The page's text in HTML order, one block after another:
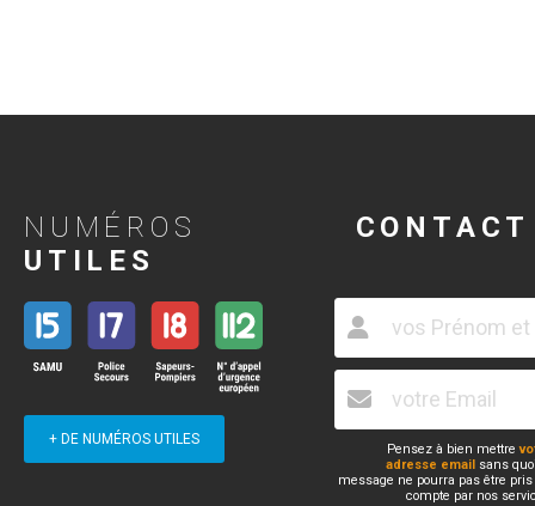
NUMÉROS
UTILES
+ DE NUMÉROS UTILES
CONTACT
Pensez à bien mettre
adresse email sans
message ne pourra pas être
compte par nos